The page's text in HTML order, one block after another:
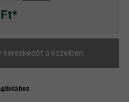
kereskedőt a közelben